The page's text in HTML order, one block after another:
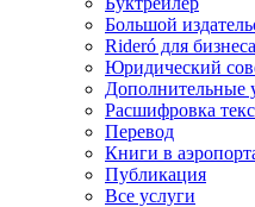
Большой
Rideró для бизнеса
Юридический
Дополнительные
Расшифровка
Перевод
Книги в
Публикация
Все услуги